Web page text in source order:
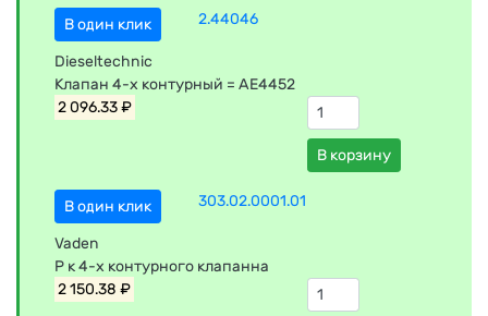
В один клик 2.44046
Dieseltechnic
Клапан 4-х контурный = AE4452
2 096.33 ₽
В корзину
В один клик 303.02.0001.01
Vaden
Р к 4-х контурного клапанна
2 150.38 ₽